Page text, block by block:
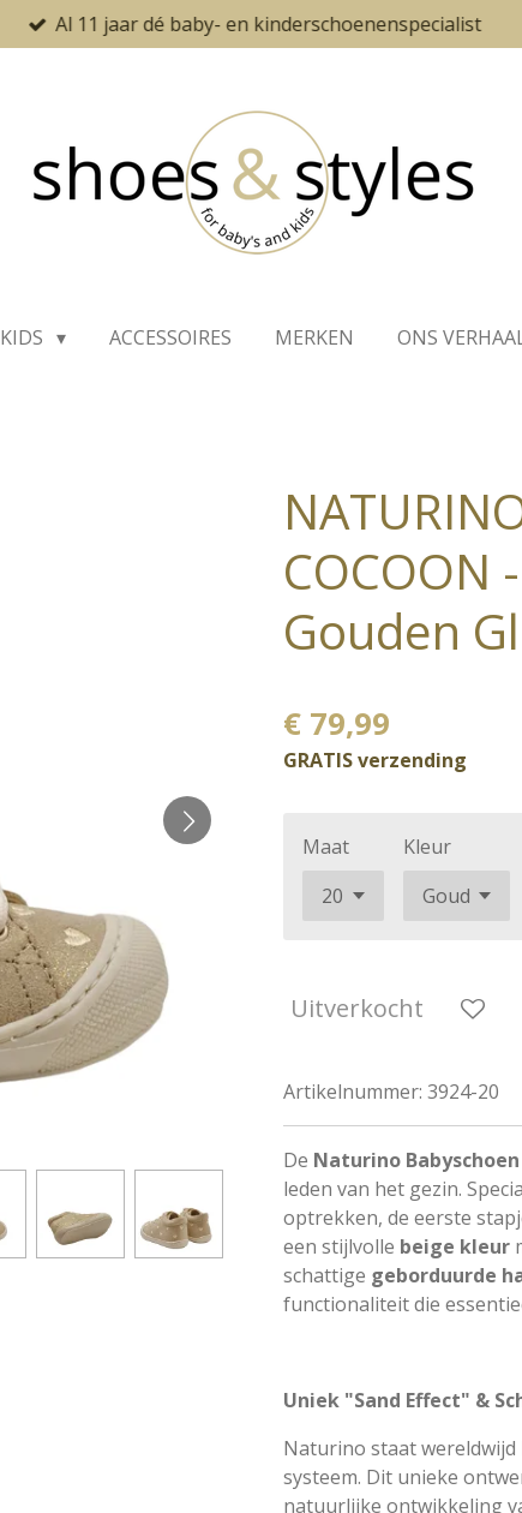
Al 11 jaar dé baby- en kinderschoenenspecialist
KIDS ACCESSOIRES MERKEN ONS
COCOON
Gouden
€ 79,99
GRATIS verzending
Maat Kleur
Uitverkocht
Artikelnummer: 3924-20
De Naturino Babyschoen
leden van het gezin.
optrekken, de eerste
een stijlvolle beige kleur
schattige geborduurde
functionaliteit die
Uniek "Sand Effect" &
Naturino staat wereldwijd
systeem. Dit unieke
natuurlijke ontwikkeling